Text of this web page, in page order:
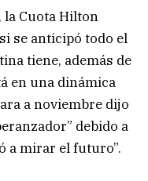
la Cuota Hilton
se anticipó todo el
tiene, además de
en una dinámica
a noviembre dijo
debido a
a mirar el futuro”.